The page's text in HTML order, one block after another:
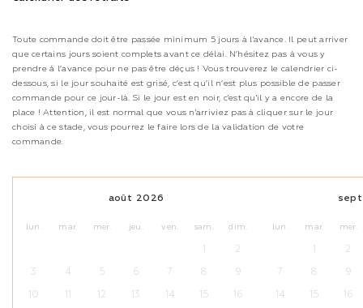
Toute commande doit être passée minimum 5 jours à l'avance. Il peut arriver
que certains jours soient complets avant ce délai. N’hésitez pas à vous y
prendre à l’avance pour ne pas être déçus ! Vous trouverez le calendrier ci-
dessous, si le jour souhaité est grisé, c’est qu’il n’est plus possible de passer
commande pour ce jour-là. Si le jour est en noir, c'est qu'il y a encore de la
place ! Attention, il est normal que vous n'arriviez pas à cliquer sur le jour
choisi à ce stade, vous pourrez le faire lors de la validation de votre
commande.
août 2026
lun. mar. mer. jeu. ven. sam. dim.
1 2
3 4 5 6 7 8 9
10 11 12 13 14 15 16
lun. mar. mer.
1 2
7 8 9
14 15 16